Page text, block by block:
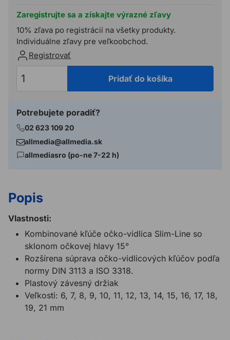
Zaregistrujte sa a získajte výrazné zľavy
10% zľava po registrácií na všetky produkty.
Individuálne zľavy pre veľkoobchod.
Registrovať
Pridať do košíka
Potrebujete poradiť?
02 623 109 20
allmedia@allmedia.sk
allmediasro (po-ne 7-22 h)
Popis
Vlastnosti:
Kombinované kľúče očko-vidlica Slim-Line so
sklonom očkovej hlavy 15°
Rozšírena súprava očko-vidlicových kľúčov podľa
normy DIN 3113 a ISO 3318.
Plastový závesný držiak
Veľkosti: 6, 7, 8, 9, 10, 11, 12, 13, 14, 15, 16, 17, 18,
19, 21 mm